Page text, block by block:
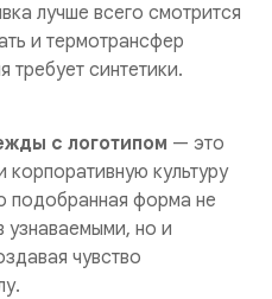
лучше всего смотрится
и термотрансфер
требует синтетики.
с логотипом — это
культуру
подобранная форма не
узнаваемыми, но и
чувство